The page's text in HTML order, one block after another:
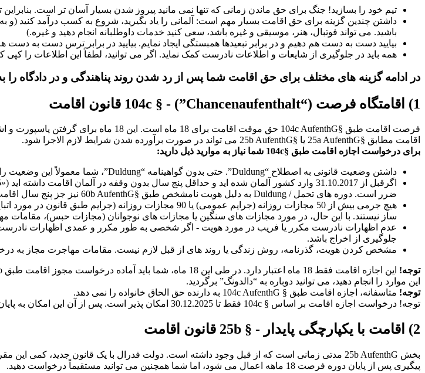
تیم خود را بسازید! جنگ برای حق ماندن زمانی که تنها نمی مانید پیروز شدن بسیار آسان تر است. بنابراین
داشتن چندین گزینه برای حق اقامت بسیار مهم است: آلمانی را یاد بگیرید، شروع به کسب درآمد کنید (و
باشید. می تواند فوتبال، هنر، موسیقی و غیره باشد، سعی کنید خدمات داوطلبانه انجام دهید و غیره.)
بیایید دست به دست هم دهیم و در برابر تبعیدها همبستگی ایجاد نمایم. بیایید در برابر ترس دست
همه باید در جلوگیری از شایعات و اطلاعات نادرست کمک نماید. اگر می توانید، لطفاً این اطلاعات را
در ادامه گزینه های مختلف برای حق اقامت شما پس از رد شدن روند پناهندگی و در دادگاه را
1) اقامتگاه فرصت (“Chancenaufenthalt”) - § 104c قانون اقامت
اقامت مطابق §25a AufenthG یا §25b AufenthG می تواند در صورت برآورده شدن شرایط لازم الاجرا شود.
برای درخواست اجازه اقامت طبق §104c شما نیاز به موارید ذیل دارید:
داشتن وضعیت قانونی به اصطلاح “Duldung”. حتی بدون گواهینامه “Duldung”، شما معمولاً این وضعیت را دارا هستید.
ضرر است. دوره های تحمل / Duldung به دلیل هویت نامشخص طبق §60b AufenthG نیز جز پنج سال اقامت قبلی محسوب می شود.
هیچ جرمی بیش از 50 مجازات روزانه (جرایم عمومی) یا 90
ساز نیستند. با این حال، در مورد مجازات های سنگین یا مجازات های نوجوانان (مجازات حبس)،
عدم اظهارات نادرست مکرر یا فریب در مورد هویت - اگر شخصی به طور مکرر و عمدی اظهارات نادرست
جلوگیری از اخراج باشد.
مشخص کردن هویت، گذرنامه، روش زندگی یا روند های از قبل لازم نیست. مقامات مهاجرت مجاز به
توجه!
این موارد را انجام دهید، می توانید دوباره به “دالدونگ” برگردید.
توجه! متاسفانه، اجازه اقامت طبق § 104c AufenthG به دارنده حق الحاق خانواده را نمی دهد.
توجه! درخواست اجازه اقامت بر اساس § 104c فقط تا 30.12.2025 امکان پذیر است. پس از آن این امکان به پایان می رسد.
2) اقامت با یکپارچگی پایدار - § 25b قانون اقامت
پیگیری پس از پایان دوره فرصت 18 ماهه اعمال می شود، اما شما همچنین می توانید مستقیماً درخواست دهید.